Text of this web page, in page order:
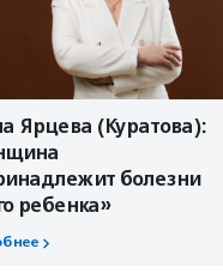
Ярцева (Куратова):
болезни
ребенка»